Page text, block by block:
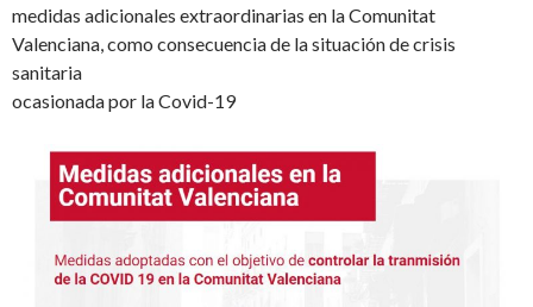
medidas adicionales extraordinarias en la Comunitat
Valenciana, como consecuencia de la situación de crisis
sanitaria
ocasionada por la Covid-19